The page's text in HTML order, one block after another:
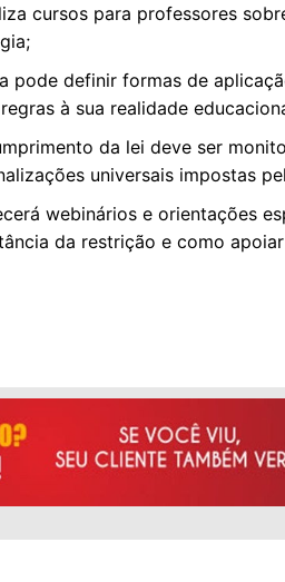
cursos para professores
pode definir formas de
à sua realidade​
da lei deve ser
universais impostas
webinários e orientações
da restrição e como